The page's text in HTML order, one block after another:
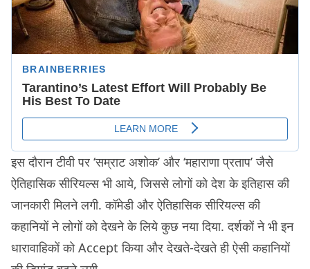
इस दौरान टीवी पर ‘सम्राट अशोक’ और ‘महाराणा प्रताप’ जैसे
ऐतिहासिक सीरियल्स भी आये, जिससे लोगों को देश के इतिहास की
जानकारी मिलने लगी. कॉमेडी और ऐतिहासिक सीरियल्स की
कहानियों ने लोगों को देखने के लिये कुछ नया दिया. दर्शकों ने भी इन
धारावाहिकों को Accept किया और देखते-देखते ही ऐसी कहानियों